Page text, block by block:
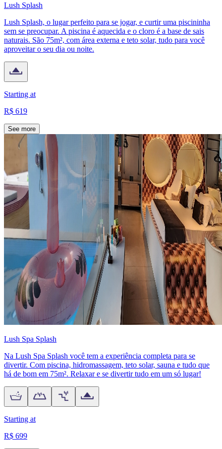
Lush Splash
Lush Splash, o lugar perfeito para se jogar, e curtir uma piscininha
sem se preocupar. A piscina é aquecida e o cloro é a base de sais
naturais. São 75m², com área externa e teto solar, tudo para você
aproveitar o seu dia ou noite.
Starting at
R$ 619
See more
Lush Spa Splash
Na Lush Spa Splash você tem a experiência completa para se
divertir. Com piscina, hidromassagem, teto solar, sauna e tudo que
há de bom em 75m². Relaxar e se divertir tudo em um só lugar!
Starting at
R$ 699